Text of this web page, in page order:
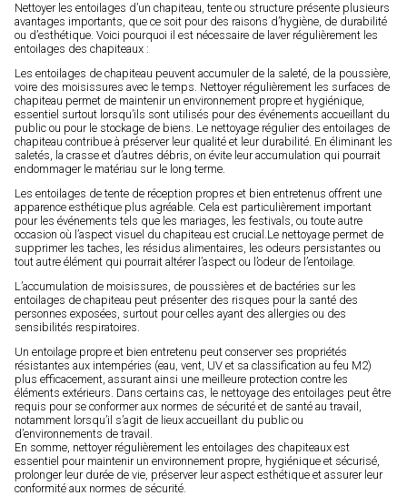
Nettoyer les entoilages d’un chapiteau, tente ou structure présente plusieurs
avantages importants, que ce soit pour des raisons d’hygiène, de durabilité
ou d’esthétique. Voici pourquoi il est nécessaire de laver régulièrement les
entoilages des chapiteaux :
Les entoilages de chapiteau peuvent accumuler de la saleté, de la poussière,
voire des moisissures avec le temps. Nettoyer régulièrement les surfaces de
chapiteau permet de maintenir un environnement propre et hygiénique,
essentiel surtout lorsqu’ils sont utilisés pour des événements accueillant du
public ou pour le stockage de biens. Le nettoyage régulier des entoilages de
chapiteau contribue à préserver leur qualité et leur durabilité. En éliminant les
saletés, la crasse et d’autres débris, on évite leur accumulation qui pourrait
endommager le matériau sur le long terme.
Les entoilages de tente de réception propres et bien entretenus offrent une
apparence esthétique plus agréable. Cela est particulièrement important
pour les événements tels que les mariages, les festivals, ou toute autre
occasion où l’aspect visuel du chapiteau est crucial.Le nettoyage permet de
supprimer les taches, les résidus alimentaires, les odeurs persistantes ou
tout autre élément qui pourrait altérer l’aspect ou l’odeur de l’entoilage.
L’accumulation de moisissures, de poussières et de bactéries sur les
entoilages de chapiteau peut présenter des risques pour la santé des
personnes exposées, surtout pour celles ayant des allergies ou des
sensibilités respiratoires.
Un entoilage propre et bien entretenu peut conserver ses propriétés
résistantes aux intempéries (eau, vent, UV et sa classification au feu M2)
plus efficacement, assurant ainsi une meilleure protection contre les
éléments extérieurs. Dans certains cas, le nettoyage des entoilages peut être
requis pour se conformer aux normes de sécurité et de santé au travail,
notamment lorsqu’il s’agit de lieux accueillant du public ou
d’environnements de travail.
En somme, nettoyer régulièrement les entoilages des chapiteaux est
essentiel pour maintenir un environnement propre, hygiénique et sécurisé,
prolonger leur durée de vie, préserver leur aspect esthétique et assurer leur
conformité aux normes de sécurité.